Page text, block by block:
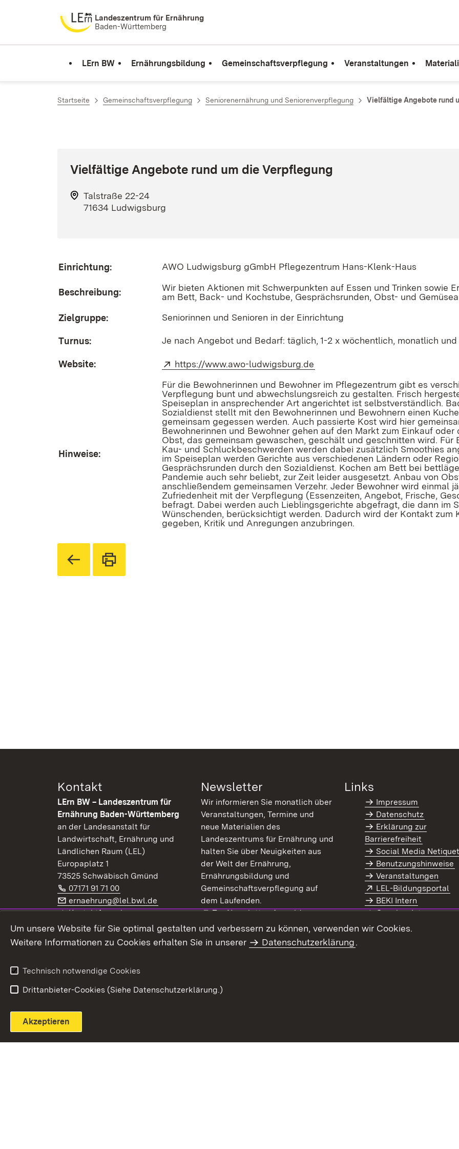
Zum Inhalt springenLandeszentrum für Ernährung
Baden-Württemberg
LErn BW Ernährungsbildung Gemeinschaftsverpflegung Veranstaltungen
Startseite Gemeinschaftsverpflegung Seniorenernährung und Seniorenverpflegung Vielfältige Angebote rund
Vielfältige Angebote rund um die Verpflegung
Talstraße 22-24
71634 Ludwigsburg
Einrichtung: AWO Ludwigsburg gGmbH Pflegezentrum Hans-Klenk-Haus
Beschreibung:
Wir bieten Aktionen mit Schwerpunkten auf Essen und Trinken sowie
am Bett, Back- und Kochstube, Gesprächsrunden, Obst- und
Zielgruppe:
Seniorinnen und Senioren in der Einrichtung
Turnus: Je nach Angebot und Bedarf: täglich, 1-2 x wöchentlich, monatlich und
Website: Extern:
https://www.awo-ludwigsburg.de
Hinweise:
Für die Bewohnerinnen und Bewohner im Pflegezentrum gibt es
Verpflegung bunt und abwechslungsreich zu gestalten. Frisch
Speiseplan in ansprechender Art angerichtet ist selbstverständlich.
Sozialdienst stellt mit den Bewohnerinnen und Bewohnern einen
gemeinsam gegessen werden. Auch passierte Kost wird hier
Bewohnerinnen und Bewohner gehen auf den Markt zum Einkauf
Obst, das gemeinsam gewaschen, geschält und geschnitten wird. Für
Kau- und Schluckbeschwerden werden dabei zusätzlich Smoothies
im Speiseplan werden Gerichte aus verschiedenen Ländern oder
Gesprächsrunden durch den Sozialdienst. Kochen am Bett bei
Pandemie auch sehr beliebt, zur Zeit leider ausgesetzt. Anbau von
anschließendem gemeinsamen Verzehr. Jeder Bewohner wird einmal
Zufriedenheit mit der Verpflegung (Essenzeiten, Angebot, Frische,
befragt. Dabei werden auch Lieblingsgerichte abgefragt, die dann im
Wünschenden, berücksichtigt werden. Dadurch wird der Kontakt zum
gegeben, Kritik und Anregungen anzubringen.
Kontakt
LErn BW – Landeszentrum für
Ernährung Baden-Württemberg
an der Landesanstalt für
Landwirtschaft, Ernährung und
Ländlichen Raum (LEL)
Europaplatz 1
73525 Schwäbisch Gmünd
Telefon:
07171 91 71 00 (Öffnet in neuem Fenster)
E-Mail:
ernaehrung@lel.bwl.de (Öffnet in neuem Fenster)
Kontaktformular
Extern:
LinkedIn (Öffnet in neuem Fenster)
Newsletter
Wir informieren Sie monatlich über
Veranstaltungen, Termine und
neue Materialien des
Landeszentrums für Ernährung und
halten Sie über Neuigkeiten aus
der Welt der Ernährung,
Ernährungsbildung und
Gemeinschaftsverpflegung auf
dem Laufenden.
Extern:
Zur Newsletter-Anmeldung(Öffnet in neuem Fenster)
Newsletter-Archiv
Links
Impressum
Datenschutz
Erklärung zur
Barrierefreiheit
Social Media
Benutzungshinweise
Veranstaltungen
Extern:
LEL-Bildungsportal
BEKI Intern
Coaches Intern
Intranet
Um unsere Website für Sie optimal gestalten und verbessern zu können, verwenden wir Cookies.
Weitere Informationen zu Cookies erhalten Sie in unserer
Datenschutzerklärung.
Technisch notwendige Cookies
Drittanbieter-Cookies (Siehe Datenschutzerklärung.)
Akzeptieren